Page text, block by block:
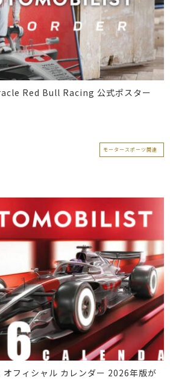
Red Bull Racing 公式ポスター
モータースポーツ関連
フィシャル カレンダー 2026年版が